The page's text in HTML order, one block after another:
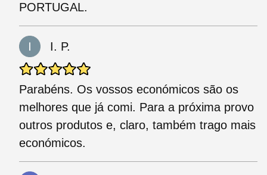
PORTUGAL.
I. P.
Parabéns. Os vossos económicos são os
melhores que já comi. Para a próxima provo
outros produtos e, claro, também trago mais
económicos.